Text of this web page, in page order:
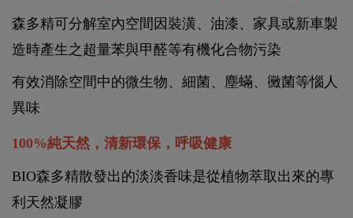
森多精可分解室內空間因裝潢、油漆、家具或新車製
造時產生之超量苯與甲醛等有機化合物污染
有效消除空間中的微生物、細菌、塵蟎、黴菌等惱人
異味
100%純天然，清新環保，呼吸健康
BIO森多精散發出的淡淡香味是從植物萃取出來的專
利天然凝膠